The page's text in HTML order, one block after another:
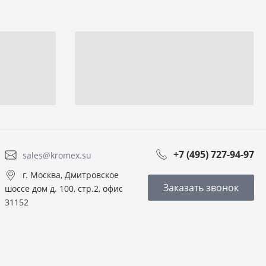
sales@kromex.su +7 (495) 727-94-97
г. Москва, Дмитровское
шоссе дом д. 100, стр.2, офис
31152
Заказать звонок